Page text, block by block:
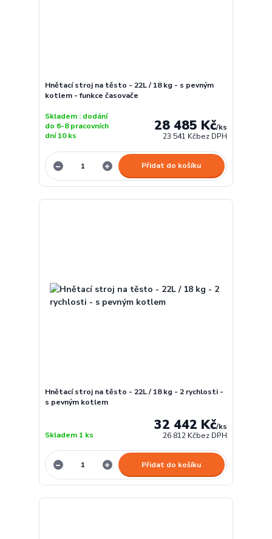
Hnětací stroj na těsto - 22L / 18 kg - s pevným
kotlem - funkce časovače
28 485 Kč/ks
23 541 Kčbez DPH
Skladem : dodání
do 6-8 pracovních
dní 10 ks
Přidat do košíku
Hnětací stroj na těsto - 22L / 18 kg - 2 rychlosti -
s pevným kotlem
32 442 Kč/ks
26 812 Kčbez DPH
Skladem 1 ks
Přidat do košíku